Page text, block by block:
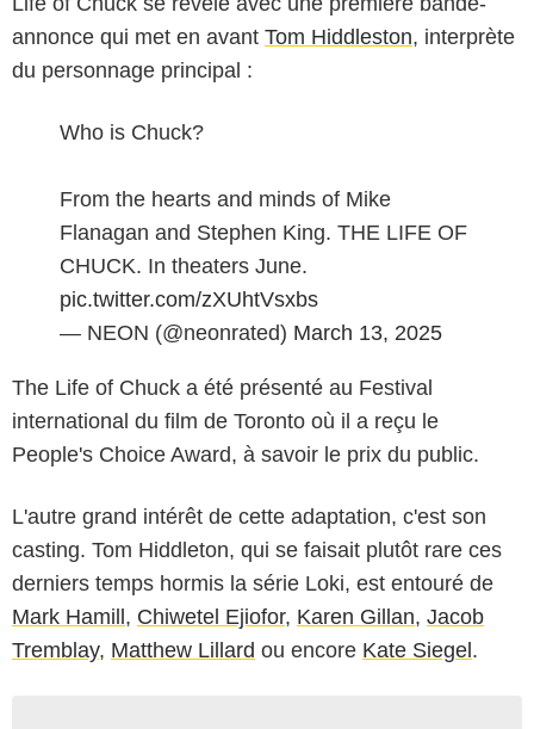
annonce qui met en avant Tom Hiddleston, interprète
du personnage principal :
Who is Chuck?
From the hearts and minds of Mike
Flanagan and Stephen King. THE LIFE OF
CHUCK. In theaters June.
pic.twitter.com/zXUhtVsxbs
— NEON (@neonrated) March 13, 2025
The Life of Chuck a été présenté au Festival
international du film de Toronto où il a reçu le
People's Choice Award, à savoir le prix du public.
L'autre grand intérêt de cette adaptation, c'est son
casting. Tom Hiddleton, qui se faisait plutôt rare ces
derniers temps hormis la série Loki, est entouré de
Mark Hamill, Chiwetel Ejiofor, Karen Gillan, Jacob
Tremblay, Matthew Lillard ou encore Kate Siegel.